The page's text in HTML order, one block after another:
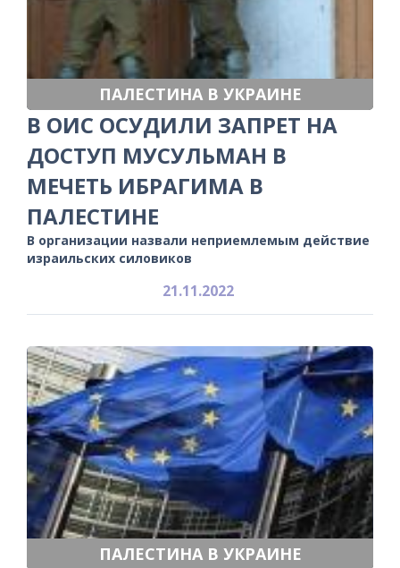
ПАЛЕСТИНА В УКРАИНЕ
В ОИС ОСУДИЛИ ЗАПРЕТ НА
ДОСТУП МУСУЛЬМАН В
МЕЧЕТЬ ИБРАГИМА В
ПАЛЕСТИНЕ
В организации назвали неприемлемым действие
израильских силовиков
21.11.2022
ПАЛЕСТИНА В УКРАИНЕ